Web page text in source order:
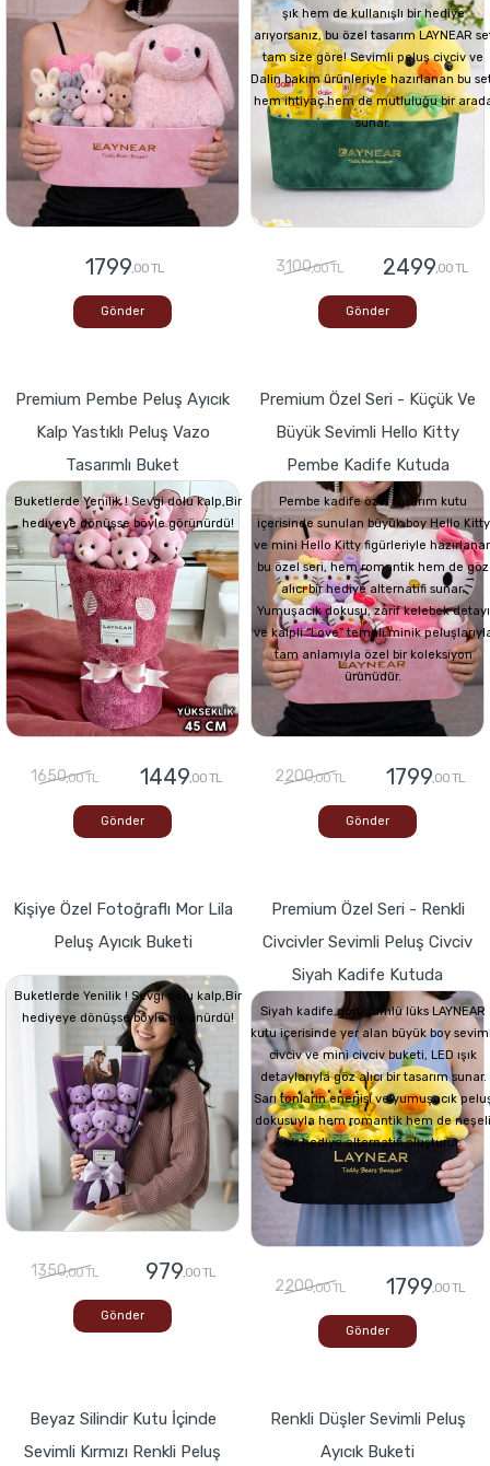
1799,00 TL
Gönder
şık hem de kullanışlı bir hediye
arıyorsanız, bu özel tasarım LAYNEAR
tam size göre! Sevimli peluş civciv ve
Dalin bakım ürünleriyle hazırlanan bu
hem ihtiyaç hem de mutluluğu bir
sunar.
3100,00 TL 2499,00 TL
Gönder
Premium Pembe Peluş Ayıcık
Kalp Yastıklı Peluş Vazo
Tasarımlı Buket
Buketlerde Yenilik ! Sevgi dolu kalp,Bir
hediyeye dönüşse böyle görünürdü!
1650,00 TL 1449,00 TL
Gönder
Premium Özel Seri - Küçük Ve
Büyük Sevimli Hello Kitty
Pembe Kadife Kutuda
Pembe kadife özel tasarım kutu
içerisinde sunulan büyük boy Hello Kitty
ve mini Hello Kitty figürleriyle
bu özel seri, hem romantik hem de göz
alıcı bir hediye alternatifi sunar.
Yumuşacık dokusu, zarif kelebek detayı
ve kalpli “Love” temalı minik
tam anlamıyla özel bir koleksiyon
ürünüdür.
2200,00 TL 1799,00 TL
Gönder
Kişiye Özel Fotoğraflı Mor Lila
Peluş Ayıcık Buketi
Buketlerde Yenilik ! Sevgi dolu kalp,Bir
hediyeye dönüşse böyle görünürdü!
1350,00 TL 979,00 TL
Gönder
Premium Özel Seri - Renkli
Civcivler Sevimli Peluş Civciv
Siyah Kadife Kutuda
Siyah kadife görünümlü lüks LAYNEAR
kutu içerisinde yer alan büyük boy
civciv ve mini civciv buketi, LED ışık
detaylarıyla göz alıcı bir tasarım sunar.
Sarı tonların enerjisi ve yumuşacık
dokusuyla hem romantik hem de neşeli
bir hediye alternatifi oluşturur.
2200,00 TL 1799,00 TL
Gönder
Beyaz Silindir Kutu İçinde
Sevimli Kırmızı Renkli Peluş
Renkli Düşler Sevimli Peluş
Ayıcık Buketi